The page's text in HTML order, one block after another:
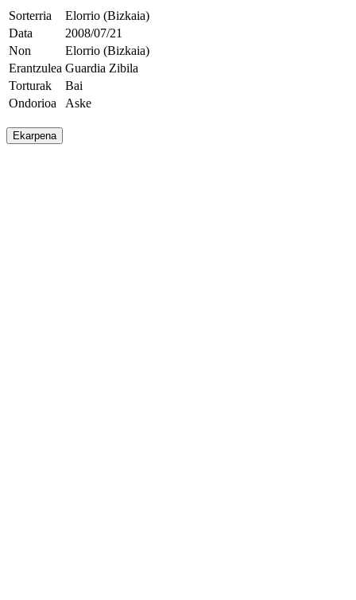
Sorterria
Elorrio (Bizkaia)
Data
2008/07/21
Non
Elorrio (Bizkaia)
Erantzulea Guardia Zibila
Torturak
Bai
Ondorioa
Aske